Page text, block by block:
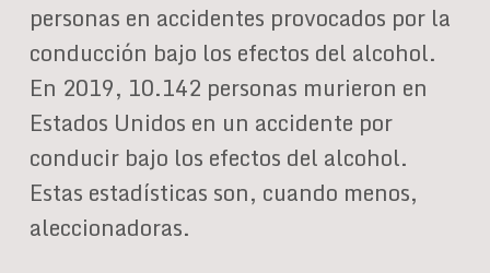
personas en accidentes provocados por la
conducción bajo los efectos del alcohol.
En 2019, 10.142 personas murieron en
Estados Unidos en un accidente por
conducir bajo los efectos del alcohol.
Estas estadísticas son, cuando menos,
aleccionadoras.